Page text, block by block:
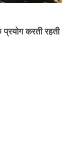
करती रहती